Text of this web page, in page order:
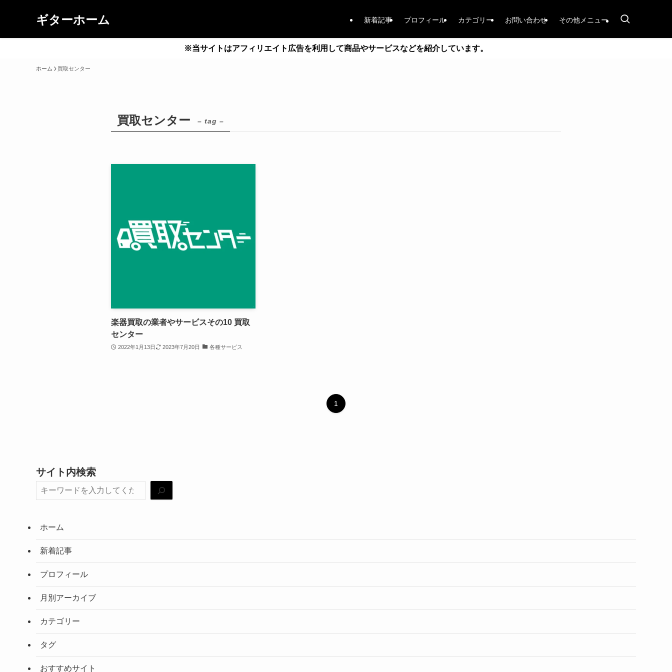
ギターホーム 新着記事 プロフィール カテゴリー お問い合わせ その他メニュー
※当サイトはアフィリエイト広告を利用して商品やサービスなどを紹介しています。
ホーム 買取センター
買取センター – tag –
楽器買取の業者やサービスその10 買取
センター
2022年1月13日 2023年7月20日 各種サービス
1
サイト内検索
ホーム
新着記事
プロフィール
月別アーカイブ
カテゴリー
タグ
おすすめサイト